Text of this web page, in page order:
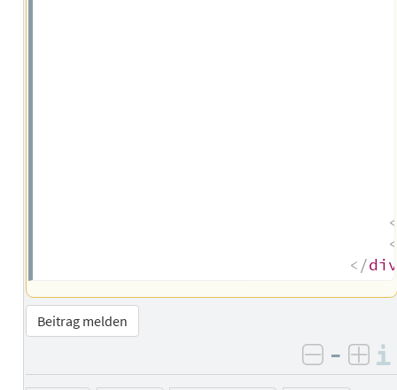
<
</div
Beitrag melden
negativ
–